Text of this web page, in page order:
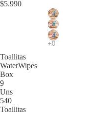
$5.990
Toallitas
WaterWipes
Box
9
Uns
540
Toallitas